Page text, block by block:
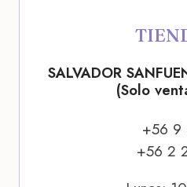
SALVADOR
(Solo
+56 9
+56 2